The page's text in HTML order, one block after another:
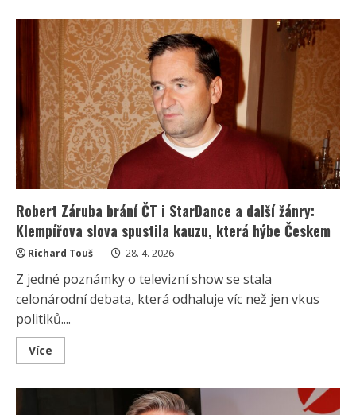
Cibulka
složil
Jiřině
Bohdalové
dojemnou
poklonu.
Popsal
historku,
od
které
ji
poslouchá
na
slovo
Robert Záruba brání ČT i StarDance a další žánry:
Klempířova slova spustila kauzu, která hýbe Českem
Richard Touš 28. 4. 2026
Z jedné poznámky o televizní show se stala
celonárodní debata, která odhaluje víc než jen vkus
politiků....
Více
more